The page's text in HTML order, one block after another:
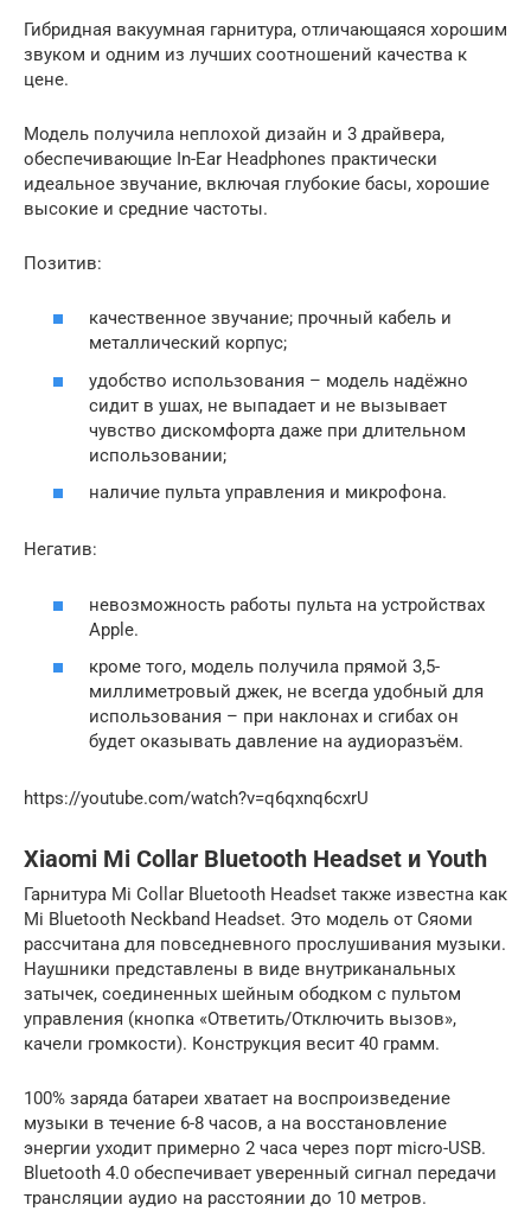
Гибридная вакуумная гарнитура, отличающаяся хорошим
звуком и одним из лучших соотношений качества к
цене.
Модель получила неплохой дизайн и 3 драйвера,
обеспечивающие In-Ear Headphones практически
идеальное звучание, включая глубокие басы, хорошие
высокие и средние частоты.
Позитив:
качественное звучание; прочный кабель и
металлический корпус;
удобство использования – модель надёжно
сидит в ушах, не выпадает и не вызывает
чувство дискомфорта даже при длительном
использовании;
наличие пульта управления и микрофона.
Негатив:
невозможность работы пульта на устройствах
Apple.
кроме того, модель получила прямой 3,5-
миллиметровый джек, не всегда удобный для
использования – при наклонах и сгибах он
будет оказывать давление на аудиоразъём.
https://youtube.com/watch?v=q6qxnq6cxrU
Xiaomi Mi Collar Bluetooth Headset и Youth
Гарнитура Mi Collar Bluetooth Headset также известна как
Mi Bluetooth Neckband Headset. Это модель от Сяоми
рассчитана для повседневного прослушивания музыки.
Наушники представлены в виде внутриканальных
затычек, соединенных шейным ободком с пультом
управления (кнопка «Ответить/Отключить вызов»,
качели громкости). Конструкция весит 40 грамм.
100% заряда батареи хватает на воспроизведение
музыки в течение 6-8 часов, а на восстановление
энергии уходит примерно 2 часа через порт micro-USB.
Bluetooth 4.0 обеспечивает уверенный сигнал передачи
трансляции аудио на расстоянии до 10 метров.